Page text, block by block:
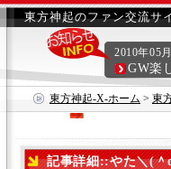
東方神起のファン交流サ
東方神起-X-ホーム > 東
2010年05
GW楽
記事詳細::やた＼(＾